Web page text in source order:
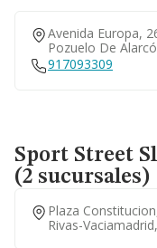
Avenida Europa,
Pozuelo De
917093309
Sport Street Sl
(2 sucursales)
Plaza
Rivas-